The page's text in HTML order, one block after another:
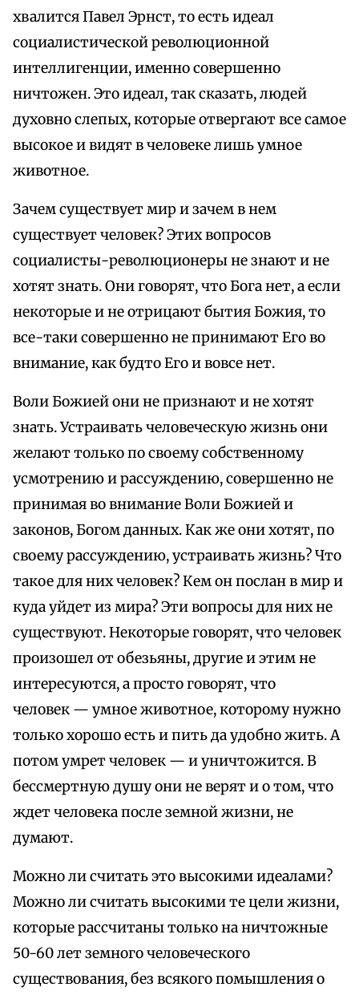
хвалится Павел Эрнст, то есть идеал
социалистической революционной
интеллигенции, именно совершенно
ничтожен. Это идеал, так сказать, людей
духовно слепых, которые отвергают все самое
высокое и видят в человеке лишь умное
животное.
Зачем существует мир и зачем в нем
существует человек? Этих вопросов
социалисты-революционеры не знают и не
хотят знать. Они говорят, что Бога нет, а если
некоторые и не отрицают бытия Божия, то
все-таки совершенно не принимают Его во
внимание, как будто Его и вовсе нет.
Воли Божией они не признают и не хотят
знать. Устраивать человеческую жизнь они
желают только по своему собственному
усмотрению и рассуждению, совершенно не
принимая во внимание Воли Божией и
законов, Богом данных. Как же они хотят, по
своему рассуждению, устраивать жизнь? Что
такое для них человек? Кем он послан в мир и
куда уйдет из мира? Эти вопросы для них не
существуют. Некоторые говорят, что человек
произошел от обезьяны, другие и этим не
интересуются, а просто говорят, что
человек — умное животное, которому нужно
только хорошо есть и пить да удобно жить. А
потом умрет человек — и уничтожится. В
бессмертную душу они не верят и о том, что
ждет человека после земной жизни, не
думают.
Можно ли считать это высокими идеалами?
Можно ли считать высокими те цели жизни,
которые рассчитаны только на ничтожные
50-60 лет земного человеческого
существования, без всякого помышления о